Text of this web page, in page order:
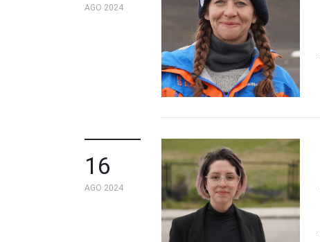
AGO 2024
16
AGO 2024